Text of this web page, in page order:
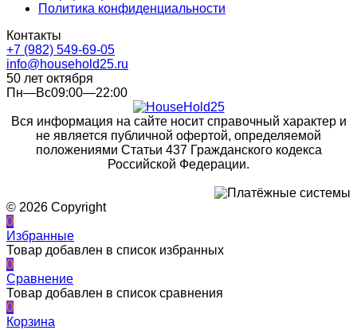
Политика конфиденциальности
Контакты
+7 (982) 549-69-05
info@household25.ru
50 лет октября
Пн—Вс09:00—22:00
Вся информация на сайте носит справочный характер и
не является публичной офертой, определяемой
положениями Статьи 437 Гражданского кодекса
Российской Федерации.
© 2026 Copyright
0
Избранные
Товар добавлен в список избранных
0
Сравнение
Товар добавлен в список сравнения
0
Корзина